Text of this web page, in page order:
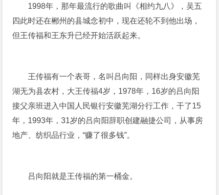
1998年，那年最流行的歌曲叫《相约九八》，吴五
四此时还在郴州的县城念初中，现在还轮不到他出场，
但王传福和王东升已经开始活跃起来。
王传福有一个表哥，名叫吕向阳，同样出身安徽芜
湖无为县农村，大王传福4岁，1978年，16岁的吕向阳
接父亲班进入中国人民银行安徽芜湖分行工作，干了15
年，1993年，31岁的吕向阳辞职创建融捷公司，从事房
地产、纺织品行业，“赚了很多钱”。
吕向阳就是王传福的第一桶金。